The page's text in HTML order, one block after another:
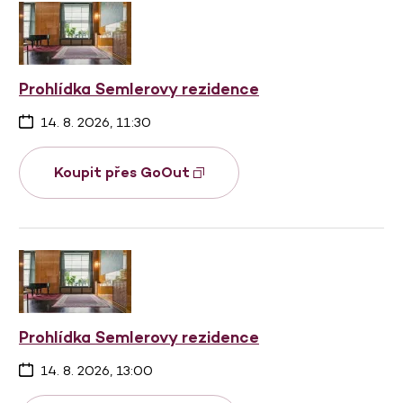
Prohlídka Semlerovy rezidence
14. 8. 2026, 11:30
Koupit přes GoOut
Prohlídka Semlerovy rezidence
14. 8. 2026, 13:00